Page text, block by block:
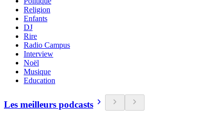
Religion
Enfants
DJ
Rire
Radio Campus
Interview
Noël
Musique
Education
Les meilleurs podcasts